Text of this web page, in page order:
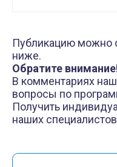
Публикацию можно
ниже.
Обратите
В комментариях
вопросы по
Получить
наших